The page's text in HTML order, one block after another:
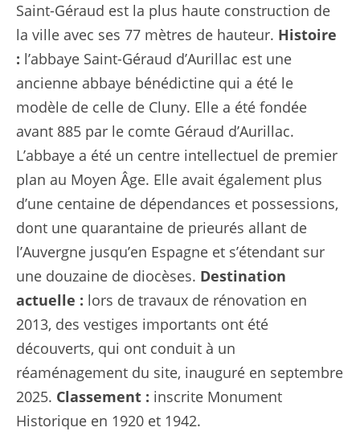
Saint-Géraud est la plus haute construction de
la ville avec ses 77 mètres de hauteur. Histoire
: l’abbaye Saint-Géraud d’Aurillac est une
ancienne abbaye bénédictine qui a été le
modèle de celle de Cluny. Elle a été fondée
avant 885 par le comte Géraud d’Aurillac.
L’abbaye a été un centre intellectuel de premier
plan au Moyen Âge. Elle avait également plus
d’une centaine de dépendances et possessions,
dont une quarantaine de prieurés allant de
l’Auvergne jusqu’en Espagne et s’étendant sur
une douzaine de diocèses. Destination
actuelle : lors de travaux de rénovation en
2013, des vestiges importants ont été
découverts, qui ont conduit à un
réaménagement du site, inauguré en septembre
2025. Classement : inscrite Monument
Historique en 1920 et 1942.